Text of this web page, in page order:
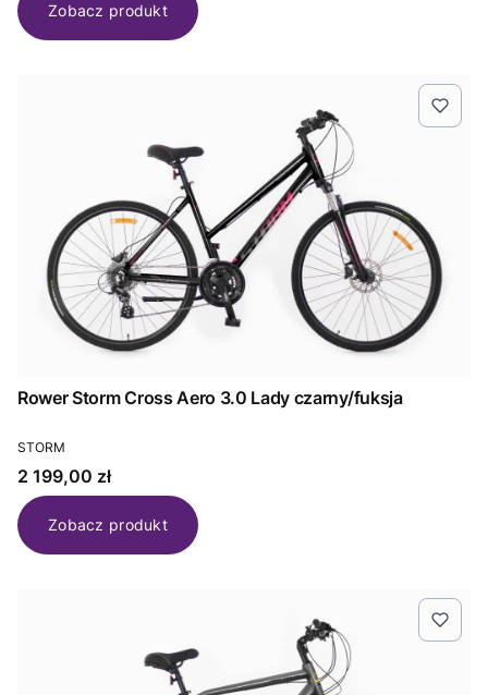
Zobacz produkt
Rower Storm Cross Aero 3.0 Lady czarny/fuksja
PRODUCENT
STORM
Cena
2 199,00 zł
Zobacz produkt